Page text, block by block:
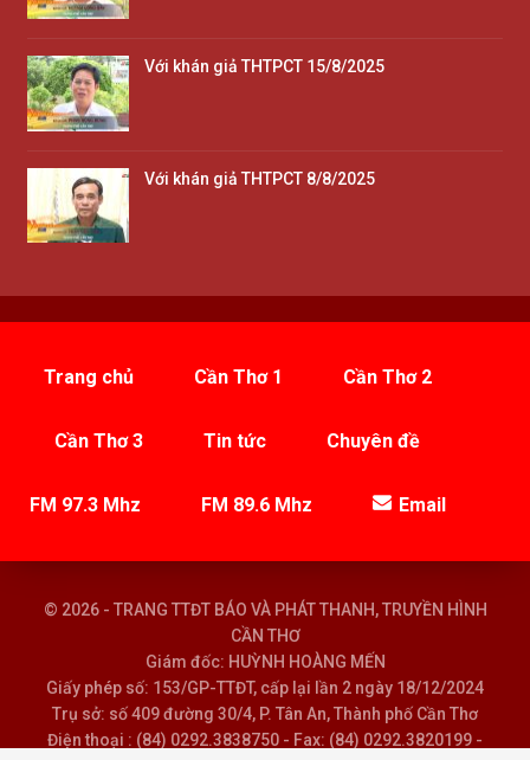
Với khán giả THTPCT 15/8/2025
Với khán giả THTPCT 8/8/2025
Trang chủ Cần Thơ 1 Cần Thơ 2
Cần Thơ 3 Tin tức Chuyên đề
FM 97.3 Mhz FM 89.6 Mhz Email
© 2026 - TRANG TTĐT BÁO VÀ PHÁT THANH, TRUYỀN HÌNH
CẦN THƠ
Giám đốc: HUỲNH HOÀNG MẾN
Giấy phép số: 153/GP-TTĐT, cấp lại lần 2 ngày 18/12/2024
Trụ sở: số 409 đường 30/4, P. Tân An, Thành phố Cần Thơ
Điện thoại : (84) 0292.3838750 - Fax: (84) 0292.3820199 -